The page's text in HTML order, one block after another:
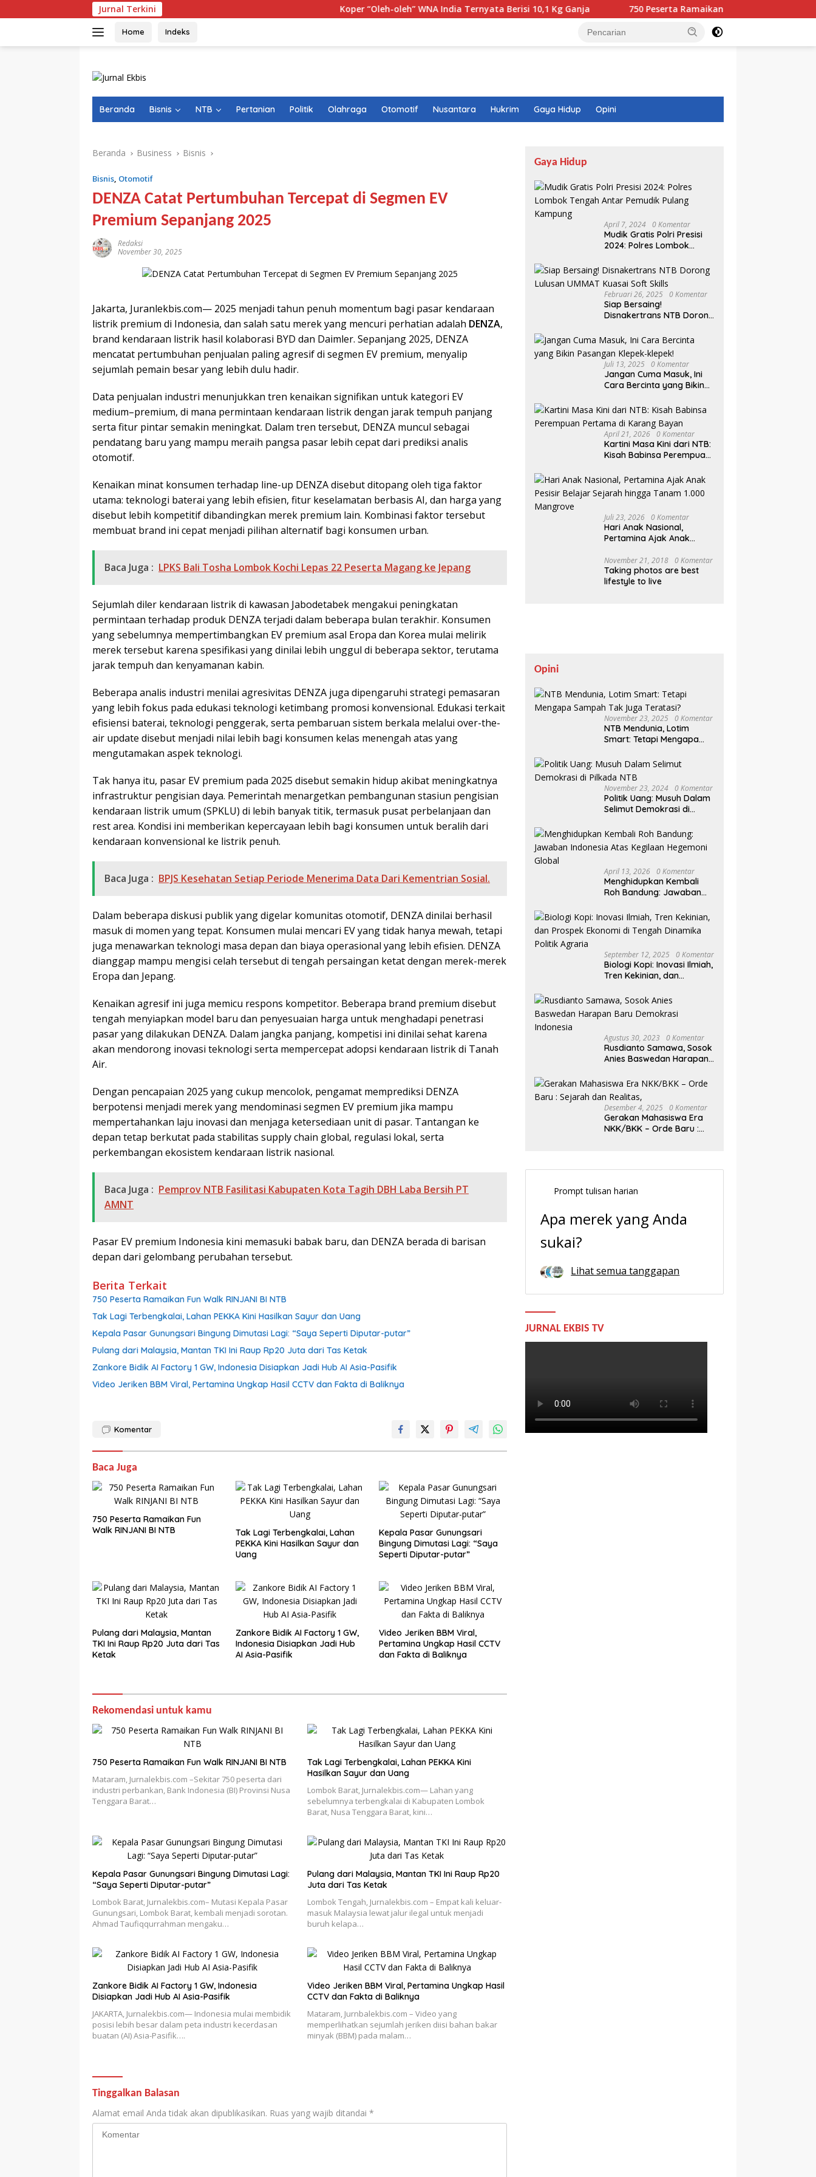
ke
Jurnal Terkini Koper “Oleh-oleh” WNA India Ternyata Berisi 10,1 Kg Ganja 750 Peserta Ramaikan Fun Walk RINJANI BI NTB
Home Indeks
Beranda Bisnis NTB Pertanian Politik Olahraga Otomotif Nusantara Hukrim Gaya Hidup Opini
Beranda Business Bisnis
Bisnis, Otomotif
DENZA Catat Pertumbuhan Tercepat di Segmen EV
Premium Sepanjang 2025
Redaksi
November 30, 2025
Jakarta, Juranlekbis.com— 2025 menjadi tahun penuh momentum bagi pasar kendaraan
listrik premium di Indonesia, dan salah satu merek yang mencuri perhatian adalah DENZA,
brand kendaraan listrik hasil kolaborasi BYD dan Daimler. Sepanjang 2025, DENZA
mencatat pertumbuhan penjualan paling agresif di segmen EV premium, menyalip
sejumlah pemain besar yang lebih dulu hadir.
Data penjualan industri menunjukkan tren kenaikan signifikan untuk kategori EV
medium–premium, di mana permintaan kendaraan listrik dengan jarak tempuh panjang
serta fitur pintar semakin meningkat. Dalam tren tersebut, DENZA muncul sebagai
pendatang baru yang mampu meraih pangsa pasar lebih cepat dari prediksi analis
otomotif.
Kenaikan minat konsumen terhadap line-up DENZA disebut ditopang oleh tiga faktor
utama: teknologi baterai yang lebih efisien, fitur keselamatan berbasis AI, dan harga yang
disebut lebih kompetitif dibandingkan merek premium lain. Kombinasi faktor tersebut
membuat brand ini cepat menjadi pilihan alternatif bagi konsumen urban.
Baca Juga : LPKS Bali Tosha Lombok Kochi Lepas 22 Peserta Magang ke Jepang
Sejumlah diler kendaraan listrik di kawasan Jabodetabek mengakui peningkatan
permintaan terhadap produk DENZA terjadi dalam beberapa bulan terakhir. Konsumen
yang sebelumnya mempertimbangkan EV premium asal Eropa dan Korea mulai melirik
merek tersebut karena spesifikasi yang dinilai lebih unggul di beberapa sektor, terutama
jarak tempuh dan kenyamanan kabin.
Beberapa analis industri menilai agresivitas DENZA juga dipengaruhi strategi pemasaran
yang lebih fokus pada edukasi teknologi ketimbang promosi konvensional. Edukasi terkait
efisiensi baterai, teknologi penggerak, serta pembaruan sistem berkala melalui over-the-
air update disebut menjadi nilai lebih bagi konsumen kelas menengah atas yang
mengutamakan aspek teknologi.
Tak hanya itu, pasar EV premium pada 2025 disebut semakin hidup akibat meningkatnya
infrastruktur pengisian daya. Pemerintah menargetkan pembangunan stasiun pengisian
kendaraan listrik umum (SPKLU) di lebih banyak titik, termasuk pusat perbelanjaan dan
rest area. Kondisi ini memberikan kepercayaan lebih bagi konsumen untuk beralih dari
kendaraan konvensional ke listrik penuh.
Baca Juga : BPJS Kesehatan Setiap Periode Menerima Data Dari Kementrian Sosial.
Dalam beberapa diskusi publik yang digelar komunitas otomotif, DENZA dinilai berhasil
masuk di momen yang tepat. Konsumen mulai mencari EV yang tidak hanya mewah, tetapi
juga menawarkan teknologi masa depan dan biaya operasional yang lebih efisien. DENZA
dianggap mampu mengisi celah tersebut di tengah persaingan ketat dengan merek-merek
Eropa dan Jepang.
Kenaikan agresif ini juga memicu respons kompetitor. Beberapa brand premium disebut
tengah menyiapkan model baru dan penyesuaian harga untuk menghadapi penetrasi
pasar yang dilakukan DENZA. Dalam jangka panjang, kompetisi ini dinilai sehat karena
akan mendorong inovasi teknologi serta mempercepat adopsi kendaraan listrik di Tanah
Air.
Dengan pencapaian 2025 yang cukup mencolok, pengamat memprediksi DENZA
berpotensi menjadi merek yang mendominasi segmen EV premium jika mampu
mempertahankan laju inovasi dan menjaga ketersediaan unit di pasar. Tantangan ke
depan tetap berkutat pada stabilitas supply chain global, regulasi lokal, serta
perkembangan ekosistem kendaraan listrik nasional.
Baca Juga : Pemprov NTB Fasilitasi Kabupaten Kota Tagih DBH Laba Bersih PT
AMNT
Pasar EV premium Indonesia kini memasuki babak baru, dan DENZA berada di barisan
depan dari gelombang perubahan tersebut.
Berita Terkait
750 Peserta Ramaikan Fun Walk RINJANI BI NTB
Tak Lagi Terbengkalai, Lahan PEKKA Kini Hasilkan Sayur dan Uang
Kepala Pasar Gunungsari Bingung Dimutasi Lagi: “Saya Seperti Diputar-putar”
Pulang dari Malaysia, Mantan TKI Ini Raup Rp20 Juta dari Tas Ketak
Zankore Bidik AI Factory 1 GW, Indonesia Disiapkan Jadi Hub AI Asia-Pasifik
Video Jeriken BBM Viral, Pertamina Ungkap Hasil CCTV dan Fakta di Baliknya
Komentar
Baca Juga
750 Peserta Ramaikan Fun
Walk RINJANI BI NTB
Tak Lagi Terbengkalai, Lahan
PEKKA Kini Hasilkan Sayur dan
Uang
Kepala Pasar Gunungsari
Bingung Dimutasi Lagi: “Saya
Seperti Diputar-putar”
Pulang dari Malaysia, Mantan
TKI Ini Raup Rp20 Juta dari Tas
Ketak
Zankore Bidik AI Factory 1 GW,
Indonesia Disiapkan Jadi Hub
AI Asia-Pasifik
Video Jeriken BBM Viral,
Pertamina Ungkap Hasil CCTV
dan Fakta di Baliknya
Rekomendasi untuk kamu
750 Peserta Ramaikan Fun Walk RINJANI BI NTB
Mataram, Jurnalekbis.com –Sekitar 750 peserta dari
industri perbankan, Bank Indonesia (BI) Provinsi Nusa
Tenggara Barat…
Tak Lagi Terbengkalai, Lahan PEKKA Kini
Hasilkan Sayur dan Uang
Lombok Barat, Jurnalekbis.com— Lahan yang
sebelumnya terbengkalai di Kabupaten Lombok
Barat, Nusa Tenggara Barat, kini…
Kepala Pasar Gunungsari Bingung Dimutasi Lagi:
“Saya Seperti Diputar-putar”
Lombok Barat, Jurnalekbis.com– Mutasi Kepala Pasar
Gunungsari, Lombok Barat, kembali menjadi sorotan.
Ahmad Taufiqqurrahman mengaku…
Pulang dari Malaysia, Mantan TKI Ini Raup Rp20
Juta dari Tas Ketak
Lombok Tengah, Jurnalekbis.com – Empat kali keluar-
masuk Malaysia lewat jalur ilegal untuk menjadi
buruh kelapa…
Zankore Bidik AI Factory 1 GW, Indonesia
Disiapkan Jadi Hub AI Asia-Pasifik
JAKARTA, Jurnalekbis.com— Indonesia mulai membidik
posisi lebih besar dalam peta industri kecerdasan
buatan (AI) Asia-Pasifik….
Video Jeriken BBM Viral, Pertamina Ungkap Hasil
CCTV dan Fakta di Baliknya
Mataram, Jurnbalekbis.com – Video yang
memperlihatkan sejumlah jeriken diisi bahan bakar
minyak (BBM) pada malam…
Tinggalkan Balasan
Alamat email Anda tidak akan dipublikasikan. Ruas yang wajib ditandai *
Gaya Hidup
April 7, 2024 0 Komentar
Mudik Gratis Polri Presisi
2024: Polres Lombok
Pulang Kampung
Februari 26, 2025 0 Komentar
Siap Bersaing!
Disnakertrans NTB Dorong
Soft Skills
Juli 13, 2025 0 Komentar
Jangan Cuma Masuk, Ini
Cara Bercinta yang Bikin
April 21, 2026 0 Komentar
Kartini Masa Kini dari NTB:
Kisah Babinsa Perempuan
Juli 23, 2026 0 Komentar
Hari Anak Nasional,
Pertamina Ajak Anak
hingga Tanam 1.000
Mangrove
November 21, 2018 0 Komentar
Taking photos are best
lifestyle to live
Opini
November 23, 2025 0 Komentar
NTB Mendunia, Lotim
Smart: Tetapi Mengapa
Teratasi?
November 23, 2024 0 Komentar
Politik Uang: Musuh Dalam
Selimut Demokrasi di
April 13, 2026 0 Komentar
Menghidupkan Kembali
Roh Bandung: Jawaban
Hegemoni Global
September 12, 2025 0 Komentar
Biologi Kopi: Inovasi Ilmiah,
Tren Kekinian, dan
Tengah Dinamika Politik
Agraria
Agustus 30, 2023 0 Komentar
Rusdianto Samawa, Sosok
Anies Baswedan Harapan
Desember 4, 2025 0 Komentar
Gerakan Mahasiswa Era
NKK/BKK – Orde Baru :
Prompt tulisan harian
Apa merek yang Anda
sukai?
Lihat semua tanggapan
JURNAL EKBIS TV